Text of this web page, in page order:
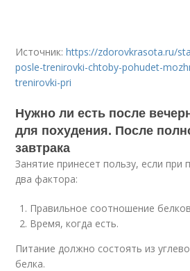
Источник:https://zdorovkrasota.ru/
posle-trenirovki-chtoby-pohudet-
trenirovki-pri
Нужно ли есть после
для похудения. После
завтрака
Занятие принесет пользу, если при
два фактора:
Правильное соотношение
Время, когда есть.
Питание должно состоять из
белка.